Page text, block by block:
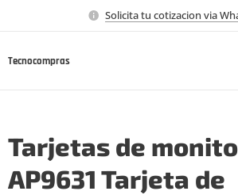
Solicita tu cotizacion via
Tecnocompras
Tarjetas de
AP9631 Tarjeta de